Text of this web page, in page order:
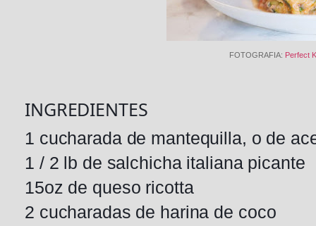
FOTOGRAFIA: Perfect
INGREDIENTES
1 cucharada de mantequilla, o de
1 / 2 lb de salchicha italiana picante
15oz de queso ricotta
2 cucharadas de harina de coco